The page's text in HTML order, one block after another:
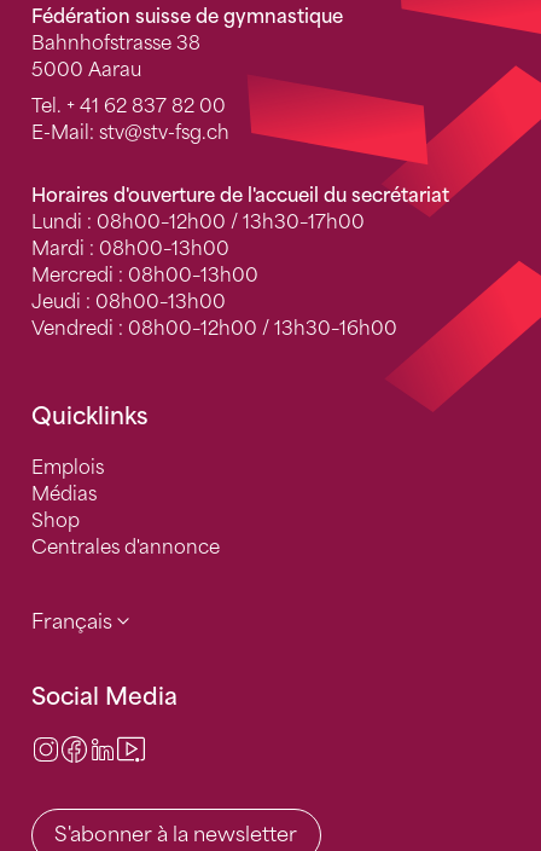
Fédération suisse de gymnastique
Bahnhofstrasse 38
5000 Aarau
Tel. + 41 62 837 82 00
E-Mail: stv@stv-fsg.ch
Horaires d'ouverture de l'accueil du secrétariat
Lundi : 08h00–12h00 / 13h30–17h00
Mardi : 08h00–13h00
Mercredi : 08h00–13h00
Jeudi : 08h00–13h00
Vendredi : 08h00–12h00 / 13h30–16h00
Quicklinks
Emplois
Médias
Shop
Centrales d'annonce
Français
Social Media
Instagram
Facebook
LinkedIn
S'abonner à la newsletter